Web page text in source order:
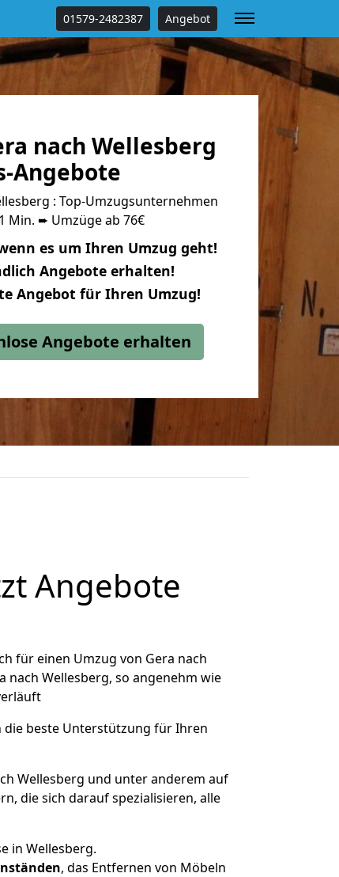
01579-2482387 Angebot
nach Wellesberg
Angebote
: Top-Umzugsunternehmen
Min. ➨ Umzüge ab 76€
es um Ihren Umzug geht!
Angebote erhalten!
Angebot für Ihren Umzug!
Angebote erhalten
Angebote
für einen Umzug von Gera nach
nach Wellesberg, so angenehm wie
beste Unterstützung für Ihren
Wellesberg und unter anderem auf
die sich darauf spezialisieren, alle
in Wellesberg.
, das Entfernen von Möbeln